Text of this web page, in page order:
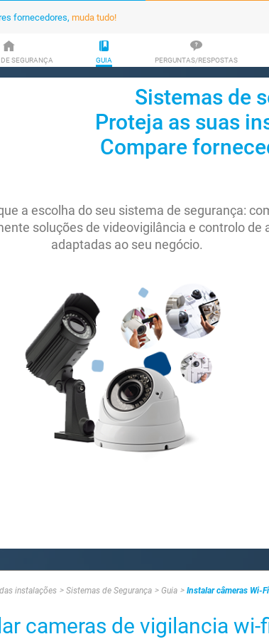
fornecedores, muda tudo!
SEGURANÇA GUIA PERGUNTAS/RESPOSTAS
Sistemas de
Proteja as suas
Compare
a escolha do seu sistema de segurança:
soluções de videovigilância e controlo de
adaptadas ao seu negócio.
instalações Sistemas de Segurança Guia Instalar câmeras Wi-
cameras de vigilancia